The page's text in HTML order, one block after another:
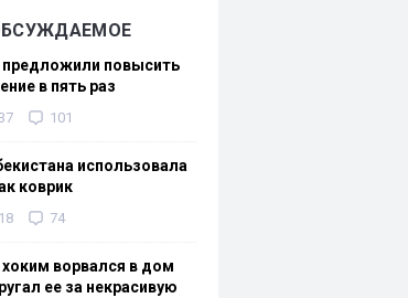
предложили повысить
в пять раз
101
использовала
коврик
74
хоким ворвался в дом
ее за некрасивую